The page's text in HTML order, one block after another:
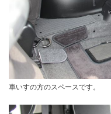
車いすの方のスペースです。